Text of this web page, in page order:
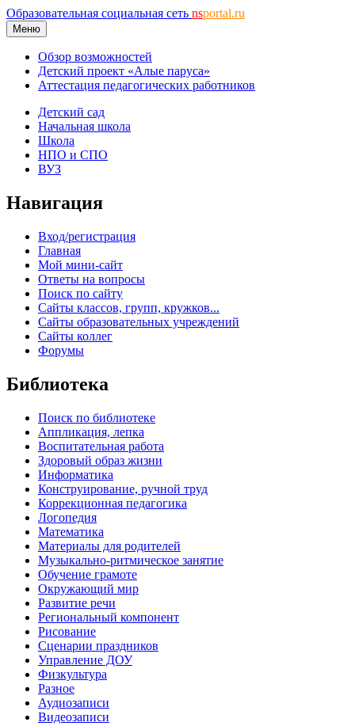
Образовательная социальная сеть nsportal.ru
Меню
Обзор возможностей
Детский проект «Алые паруса»
Аттестация педагогических работников
Детский сад
Начальная школа
Школа
НПО и СПО
ВУЗ
Навигация
Вход/регистрация
Главная
Мой мини-сайт
Ответы на вопросы
Поиск по сайту
Сайты классов, групп, кружков...
Сайты образовательных учреждений
Сайты коллег
Форумы
Библиотека
Поиск по библиотеке
Аппликация, лепка
Воспитательная работа
Здоровый образ жизни
Информатика
Конструирование, ручной труд
Коррекционная педагогика
Логопедия
Математика
Материалы для родителей
Музыкально-ритмическое занятие
Обучение грамоте
Окружающий мир
Развитие речи
Региональный компонент
Рисование
Сценарии праздников
Управление ДОУ
Физкультура
Разное
Аудиозаписи
Видеозаписи